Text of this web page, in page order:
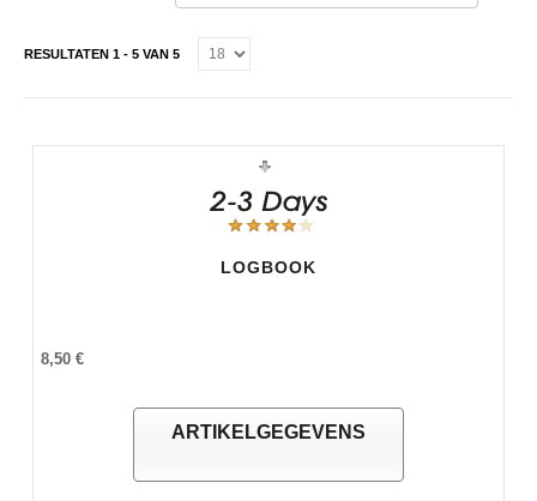
RESULTATEN 1 - 5 VAN 5
LOGBOOK
8,50 €
ARTIKELGEGEVENS